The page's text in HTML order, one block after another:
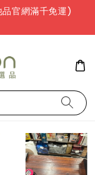
官網滿千免運)